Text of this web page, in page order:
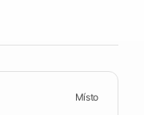
Místo